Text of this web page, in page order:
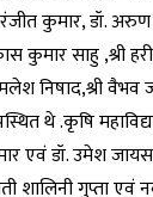
कुमार, डॉ.
कुमार साहु ,श्री
निषाद,श्री
थे .कृषि
एवं डॉ. उमेश
शालिनी गुप्ता